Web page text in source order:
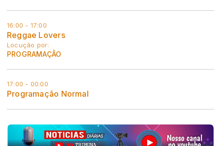
16:00 - 17:00
Reggae Lovers
Locução por:
PROGRAMAÇÃO
17:00 - 00:00
Programação Normal